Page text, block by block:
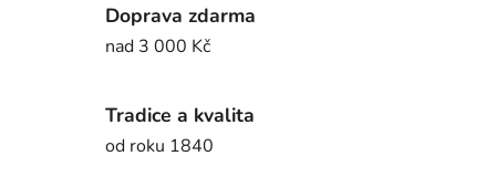
Doprava zdarma
nad 3 000 Kč
Tradice a kvalita
od roku 1840